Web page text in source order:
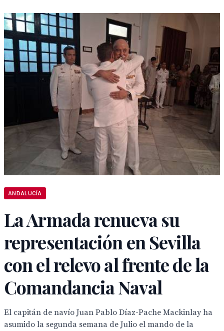
ANDALUCÍA
La Armada renueva su
representación en Sevilla
con el relevo al frente de la
Comandancia Naval
El capitán de navío Juan Pablo Díaz-Pache Mackinlay ha
asumido la segunda semana de Julio el mando de la